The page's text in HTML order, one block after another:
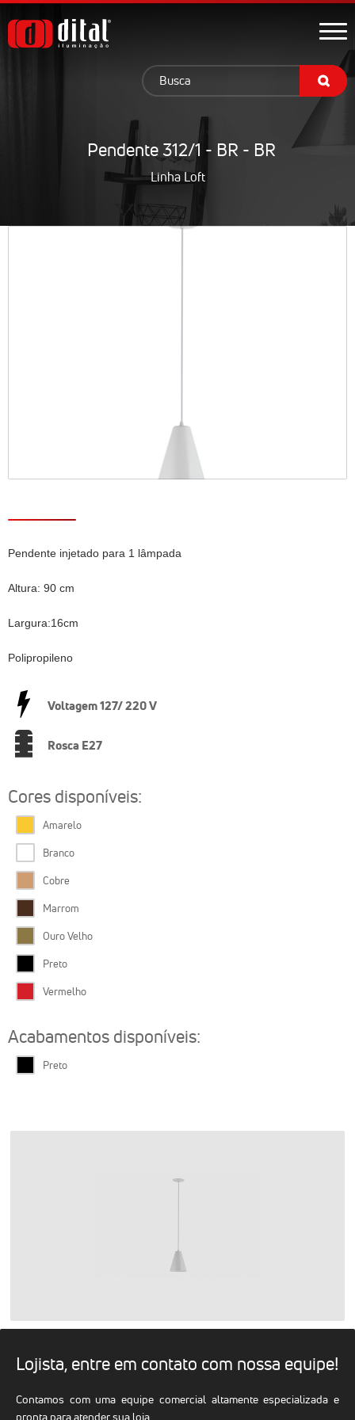
Pendente 312/1 - BR - BR
Linha Loft
Pendente injetado para 1 lâmpada
Altura: 90 cm
Largura:16cm
Polipropileno
Voltagem 127/ 220 V
Rosca E27
Cores disponíveis:
Amarelo
Branco
Cobre
Marrom
Ouro Velho
Preto
Vermelho
Acabamentos disponíveis:
Preto
Lojista, entre em contato com nossa equipe!
Contamos com uma equipe comercial altamente especializada e
pronta para atender sua loja.